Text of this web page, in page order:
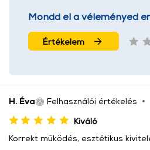
Mondd el a véleményed
Értékelem
H. Éva Felhasználói értékelés
Kiváló
Korrekt működés, esztétikus